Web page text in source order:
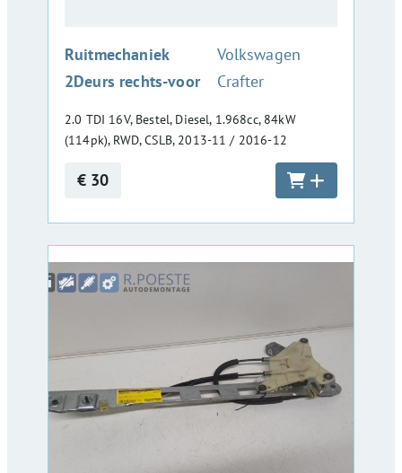
Ruitmechaniek
2Deurs rechts-voor
:Volkswagen
Crafter
2.0 TDI 16V, Bestel, Diesel, 1.968cc, 84kW
(114pk), RWD, CSLB, 2013-11 / 2016-12
€ 30